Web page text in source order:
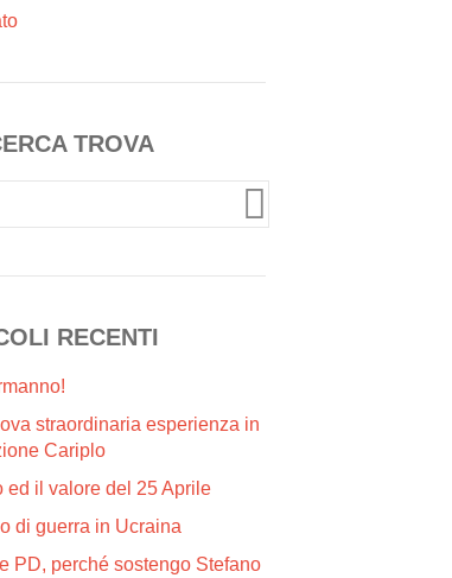
TROVA
RECENTI
straordinaria esperienza in
Cariplo
ed il valore del 25 Aprile
di guerra in Ucraina
PD, perché sostengo Stefano